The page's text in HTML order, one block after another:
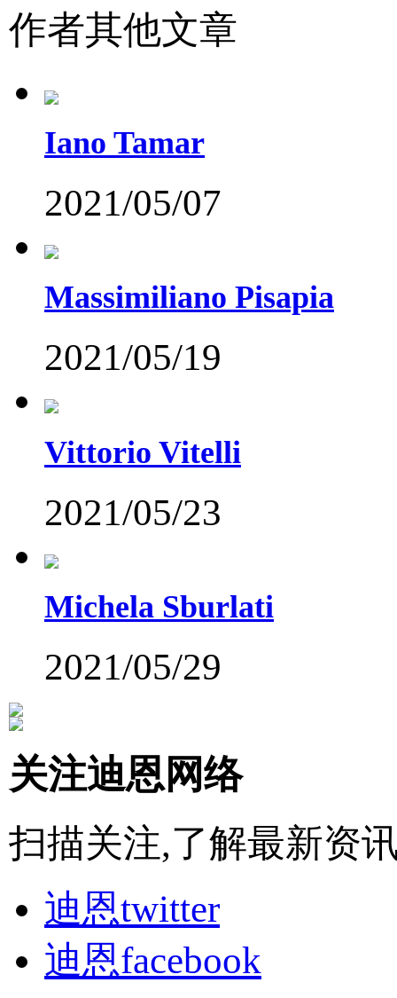
作者其他文章
Iano Tamar
2021/05/07
Massimiliano Pisapia
2021/05/19
Vittorio Vitelli
2021/05/23
Michela Sburlati
2021/05/29
关注迪恩网络
扫描关注,了解最新资
迪恩twitter
迪恩facebook